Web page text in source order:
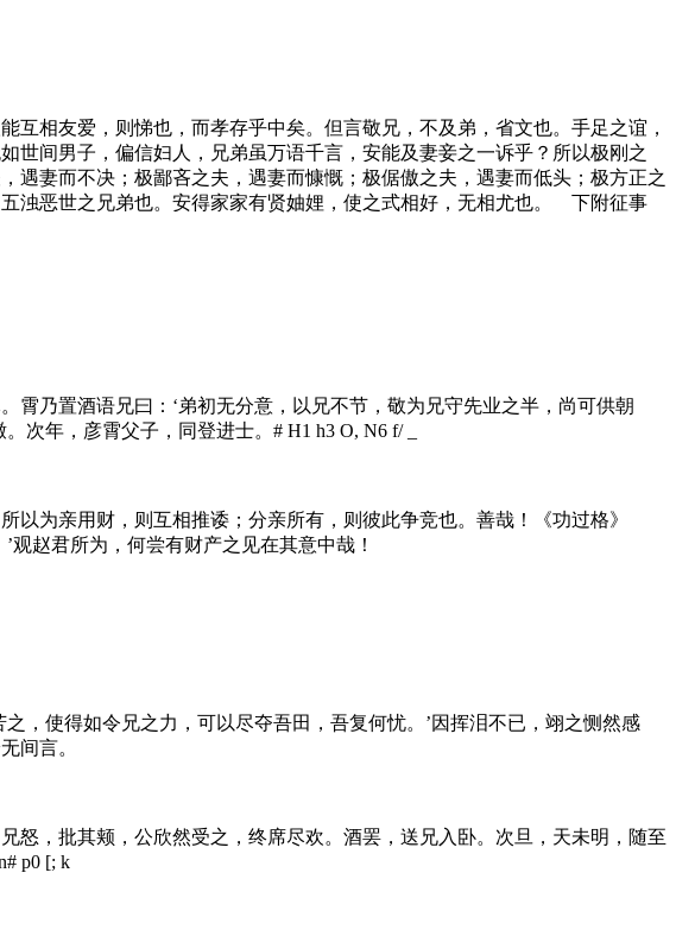
互相友爱，则悌也，而孝存乎中矣。但言敬兄，不及弟，省文也。手足之谊，
世间男子，偏信妇人，兄弟虽万语千言，安能及妻妾之一诉乎？所以极刚之
遇妻而不决；极鄙吝之夫，遇妻而慷慨；极倨傲之夫，遇妻而低头；极方正之
浊恶世之兄弟也。安得家家有贤妯娌，使之式相好，无相尤也。 下附征事
乃置酒语兄曰：‘弟初无分意，以兄不节，敬为兄守先业之半，尚可供朝
次年，彦霄父子，同登进士。 # H1 h3 O, N6 f/ _
以为亲用财，则互相推诿；分亲所有，则彼此争竞也。善哉！《功过格》
赵君所为，何尝有财产之见在其意中哉！
，使得如令兄之力，可以尽夺吾田，吾复何忧。’因挥泪不已，翊之恻然感
间言。
怒，批其颊，公欣然受之，终席尽欢。酒罢，送兄入卧。次旦，天未明，随至
p0 [; k